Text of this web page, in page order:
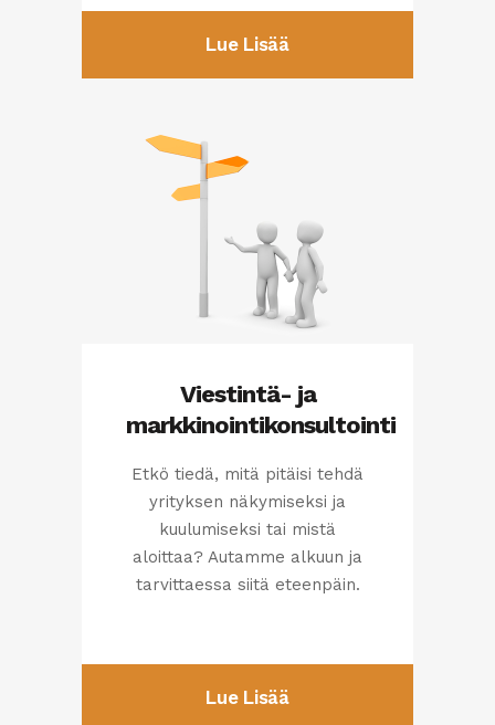
Lue Lisää
Viestintä- ja
markkinointikonsultointi
Etkö tiedä, mitä pitäisi tehdä
yrityksen näkymiseksi ja
kuulumiseksi tai mistä
aloittaa? Autamme alkuun ja
tarvittaessa siitä eteenpäin.
Lue Lisää